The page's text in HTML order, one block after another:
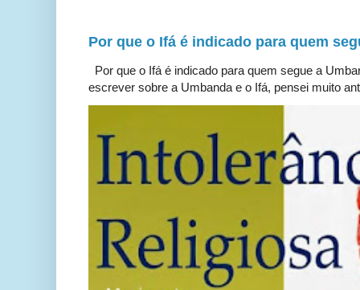
Por que o Ifá é indicado para quem
Por que o Ifá é indicado para quem segue a
escrever sobre a Umbanda e o Ifá, pensei muito